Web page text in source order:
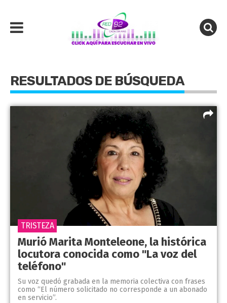
RESULTADOS DE BÚSQUEDA
Murió Marita Monteleone, la histórica
locutora conocida como "La voz del
teléfono"
Su voz quedó grabada en la memoria colectiva con frases
como “El número solicitado no corresponde a un abonado
en servicio”.
TRISTEZA